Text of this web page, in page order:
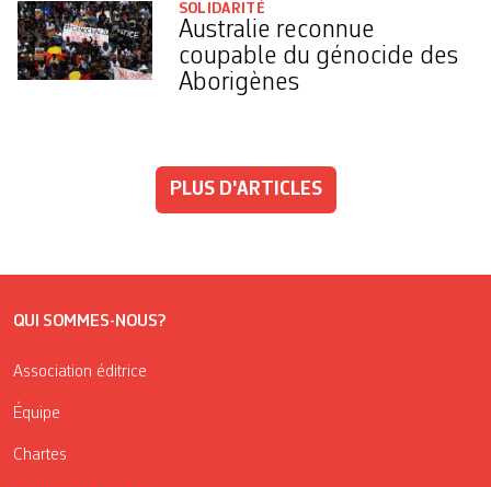
SOLIDARITÉ
Australie reconnue
coupable du génocide des
Aborigènes
PLUS D'ARTICLES
QUI SOMMES-NOUS?
Association éditrice
Équipe
Chartes